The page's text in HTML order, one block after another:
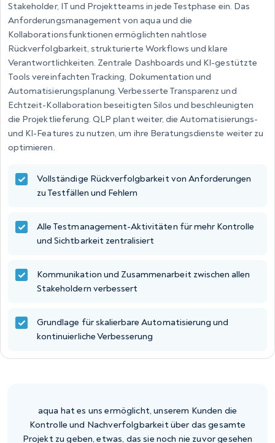
Stakeholder, IT und Projektteams in jede Testphase ein. Das
Anforderungsmanagement von aqua und die
Kollaborationsfunktionen ermöglichten nahtlose
Rückverfolgbarkeit, strukturierte Workflows und klare
Verantwortlichkeiten. Zentrale Dashboards und KI-gestützte
Tools vereinfachten Tracking, Dokumentation und
Automatisierungsplanung. Verbesserte Transparenz und
Echtzeit-Kollaboration beseitigten Silos und beschleunigten
die Projektlieferung. QLP plant weiter, die Automatisierungs-
und KI-Features zu nutzen, um ihre Beratungsdienste weiter zu
optimieren.
Vollständige Rückverfolgbarkeit von Anforderungen
zu Testfällen und Fehlern
Alle Testmanagement-Aktivitäten für mehr Kontrolle
und Sichtbarkeit zentralisiert
Kommunikation und Zusammenarbeit zwischen allen
Stakeholdern verbessert
Grundlage für skalierbare Automatisierung und
kontinuierliche Verbesserung
aqua hat es uns ermöglicht, unserem Kunden die
Kontrolle und Nachverfolgbarkeit über das gesamte
Projekt zu geben, etwas, das sie noch nie zuvor gesehen